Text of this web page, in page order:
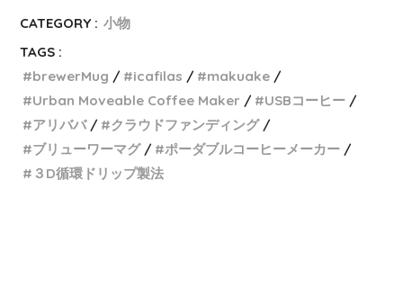
CATEGORY : 小物
TAGS :
brewerMug
icafilas
makuake
Urban Moveable Coffee Maker
USBコーヒー
アリババ
クラウドファンディング
ブリューワーマグ
ポーダブルコーヒーメーカー
３D循環ドリップ製法